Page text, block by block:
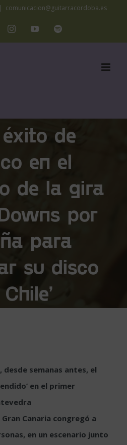
| comunicacion@guitarracordoba.es
InstagramYouTubeSpotify
de
en el
de la gira
por
para
su disco
Chile’
desde semanas antes, el
en el primer
Gran Canaria congregó a
en un escenario junto